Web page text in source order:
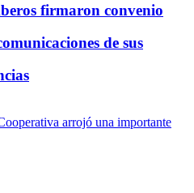
firmaron convenio
de sus